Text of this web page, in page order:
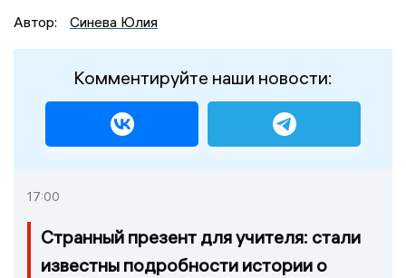
Автор:
Синева Юлия
Комментируйте наши новости:
17:00
Странный презент для учителя: стали
известны подробности истории о